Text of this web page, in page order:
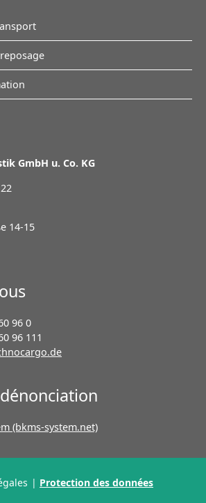
GmbH u. Co. KG
14-15
96 0
96 111
(bkms-system.net)
au
Protection des données